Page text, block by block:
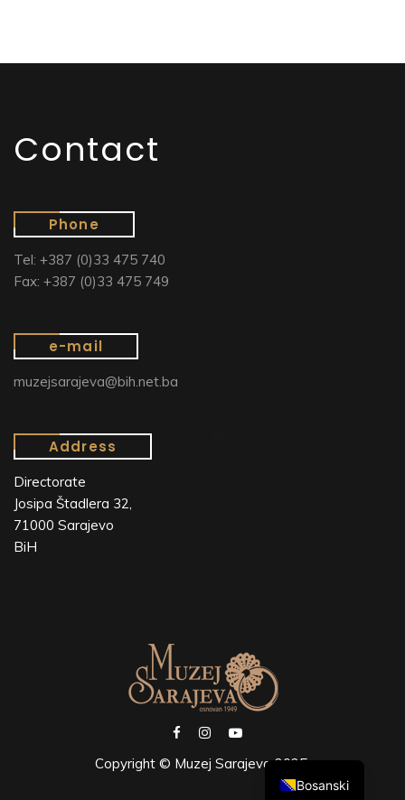
Contact
Phone
Tel: +387 (0)33 475 740
Fax: +387 (0)33 475 749
e-mail
muzejsarajeva@bih.net.ba
Address
Directorate
Josipa Štadlera 32,
71000 Sarajevo
BiH
Copyright © Muzej Sarajeva 2025.
Bosanski